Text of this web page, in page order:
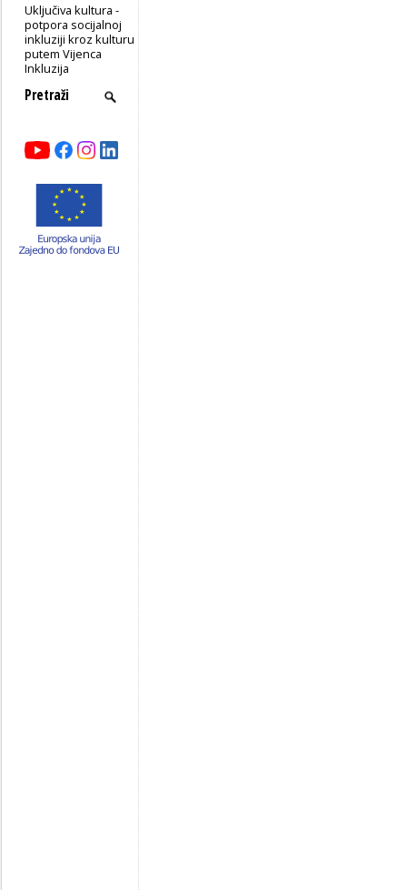
Uključiva kultura -
potpora socijalnoj
inkluziji kroz kulturu
putem Vijenca
Inkluzija